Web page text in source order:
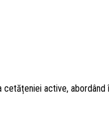
active, abordând